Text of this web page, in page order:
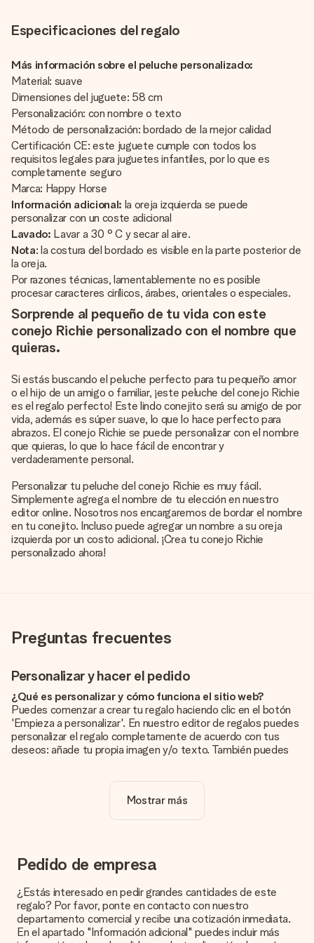
Especificaciones del regalo
Más información sobre el peluche personalizado:
Material: suave
Dimensiones del juguete: 58 cm
Personalización: con nombre o texto
Método de personalización: bordado de la mejor calidad
Certificación CE: este juguete cumple con todos los
requisitos legales para juguetes infantiles, por lo que es
completamente seguro
Marca: Happy Horse
Información adicional: la oreja izquierda se puede
personalizar con un coste adicional
Lavado: Lavar a 30 ° C y secar al aire.
Nota: la costura del bordado es visible en la parte posterior de
la oreja.
Por razones técnicas, lamentablemente no es posible
procesar caracteres cirílicos, árabes, orientales o especiales.
Sorprende al pequeño de tu vida con este
conejo Richie personalizado con el nombre que
quieras.
Si estás buscando el peluche perfecto para tu pequeño amor
o el hijo de un amigo o familiar, ¡este peluche del conejo Richie
es el regalo perfecto! Este lindo conejito será su amigo de por
vida, además es súper suave, lo que lo hace perfecto para
abrazos. El conejo Richie se puede personalizar con el nombre
que quieras, lo que lo hace fácil de encontrar y
verdaderamente personal.
Personalizar tu peluche del conejo Richie es muy fácil.
Simplemente agrega el nombre de tu elección en nuestro
editor online. Nosotros nos encargaremos de bordar el nombre
en tu conejito. Incluso puede agregar un nombre a su oreja
izquierda por un costo adicional. ¡Crea tu conejo Richie
personalizado ahora!
Preguntas frecuentes
Personalizar y hacer el pedido
¿Qué es personalizar y cómo funciona el sitio web?
Puedes comenzar a crear tu regalo haciendo clic en el botón
'Empieza a personalizar'. En nuestro editor de regalos puedes
personalizar el regalo completamente de acuerdo con tus
deseos: añade tu propia imagen y/o texto. También puedes
¿La personalización está incluida en el precio?
El precio que se muestra en el sitio web incluye la
¿Cómo puedo saber si mi imagen tiene la calidad
adecuada?
satisfecho con tu regalo. Por eso es importante utilizar fotos
de alta calidad. Si no estás seguro de la calidad de la imagen,
ponte en contacto con nuestro equipo de atención al cliente e
incluye la foto junto con el regalo que te interesa encargar.
Mostrar más
Pedido de empresa
¿Estás interesado en pedir grandes cantidades de este
regalo? Por favor, ponte en contacto con nuestro
departamento comercial y recibe una cotización inmediata.
En el apartado "Información adicional" puedes incluir más